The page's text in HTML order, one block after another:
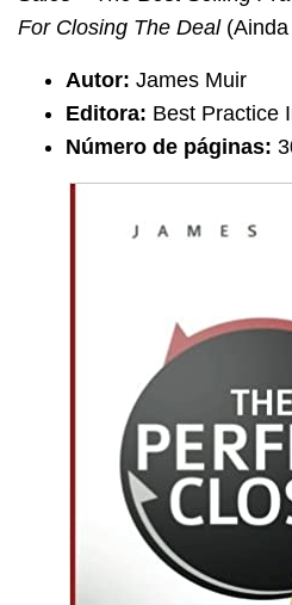
For Closing The Deal(Ainda
Autor: James Muir
Editora: Best Practice
Número de páginas: